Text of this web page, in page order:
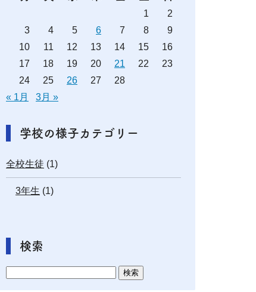
1
2
3
4 5 6 7 8
9
10
11 12 13 14 15
16
17
18 19 20 21 22
23
24
25 26 27
28
« 1月
3月 »
学校の様子カテゴリー
全校生徒 (1)
3年生 (1)
検索